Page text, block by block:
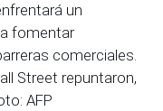
un
fomentar
comerciales.
Street repuntaron,
AFP